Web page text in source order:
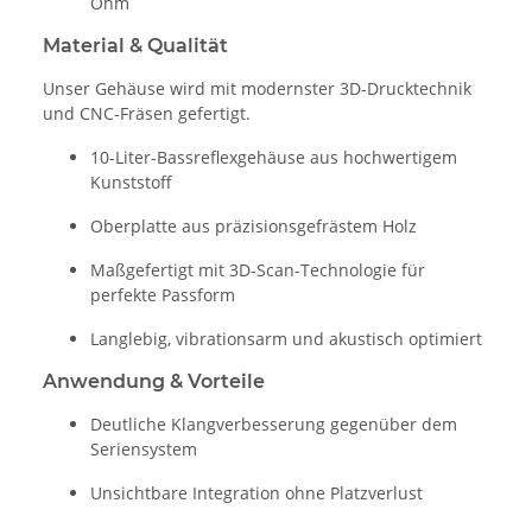
Material & Qualität
Unser Gehäuse wird mit modernster 3D-Drucktechnik
und CNC-Fräsen gefertigt.
10-Liter-Bassreflexgehäuse aus hochwertigem
Kunststoff
Oberplatte aus präzisionsgefrästem Holz
Maßgefertigt mit 3D-Scan-Technologie für
perfekte Passform
Langlebig, vibrationsarm und akustisch optimiert
Anwendung & Vorteile
Deutliche Klangverbesserung gegenüber dem
Seriensystem
Unsichtbare Integration ohne Platzverlust